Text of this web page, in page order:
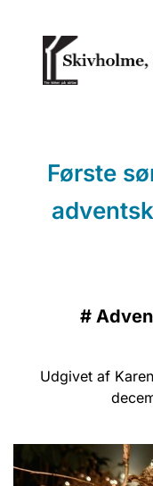
Første
#
Udgivet af